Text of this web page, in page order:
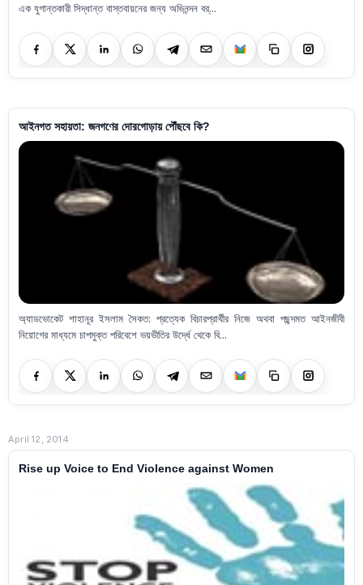
এক যুগান্তকারী সিদ্ধান্ত বাস্তবায়নের জন্য অভিনন্দন বর্...
আইনগত সহায়তা: জনগণের দোরগোড়ায় পৌঁছবে কি?
অ্যাডভোকেট শাহানূর ইসলাম সৈকত: প্রত্যেক বিচারপ্রার্থীর নিজে অথবা পছন্দমত আইনজীবী
নিয়োগের মাধ্যমে চাপমুক্ত পরিবেশে ভয়ভীতির উর্দ্ধে থেকে বি...
April 12, 2014
Rise up Voice to End Violence against Women